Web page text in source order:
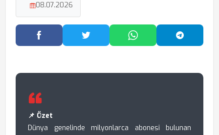
08.07.2026
Facebook'ta PaylaşTwitter'da PaylaşWhatsApp'ta Paylaş
📌 Özet
Dünya genelinde milyonlarca abonesi bulunan